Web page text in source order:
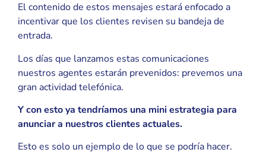
El contenido de estos mensajes estará enfocado a
incentivar que los clientes revisen su bandeja de
entrada.
Los días que lanzamos estas comunicaciones
nuestros agentes estarán prevenidos: prevemos una
gran actividad telefónica.
Y con esto ya tendríamos una mini estrategia para
anunciar a nuestros clientes actuales.
Esto es solo un ejemplo de lo que se podría hacer.